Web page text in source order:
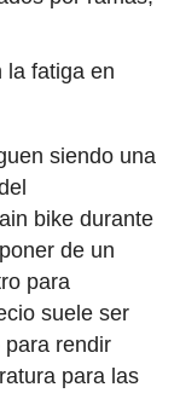
la fatiga en
siendo una
bike durante
de un
para
suele ser
rendir
para las